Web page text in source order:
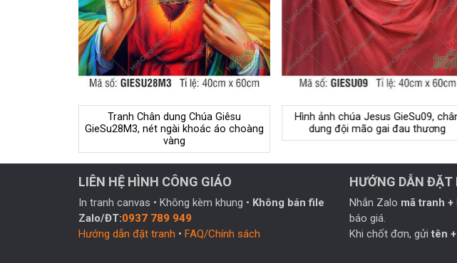
Tranh Chân dung Chúa Giêsu
GieSu28M3, nét ngài khoác áo choàng
vàng
Hình ảnh chúa Jesus GieSu09,
dung đội mão gai đau thương
LIÊN HỆ HÌNH CÔNG GIÁO
In tranh canvas • Không kèm khung • Không bán file
Zalo/ĐT:0937 789 949
Hướng dẫn đặt tranh • FAQ/Chính sách
HƯỚNG DẪN ĐẶT
Nhắn Zalo mã tranh
báo giá.
Khi chốt đơn, gửi tên